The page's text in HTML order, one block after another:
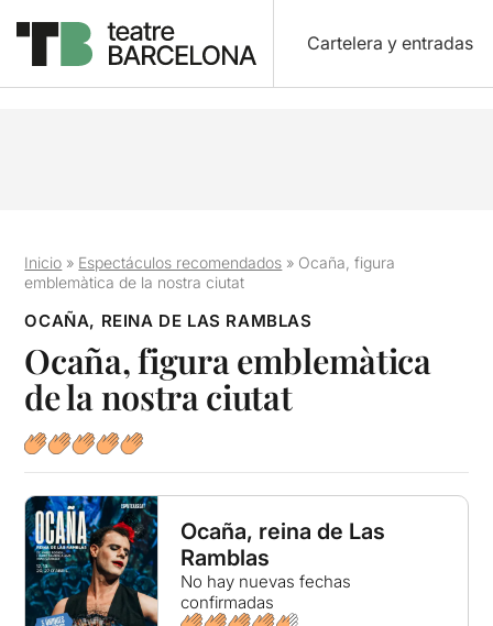
Cartelera y entradas
Inicio » Espectáculos recomendados » Ocaña, figura
emblemàtica de la nostra ciutat
OCAÑA, REINA DE LAS RAMBLAS
Ocaña, figura emblemàtica
de la nostra ciutat
Ocaña, reina de Las
Ramblas
No hay nuevas fechas
confirmadas